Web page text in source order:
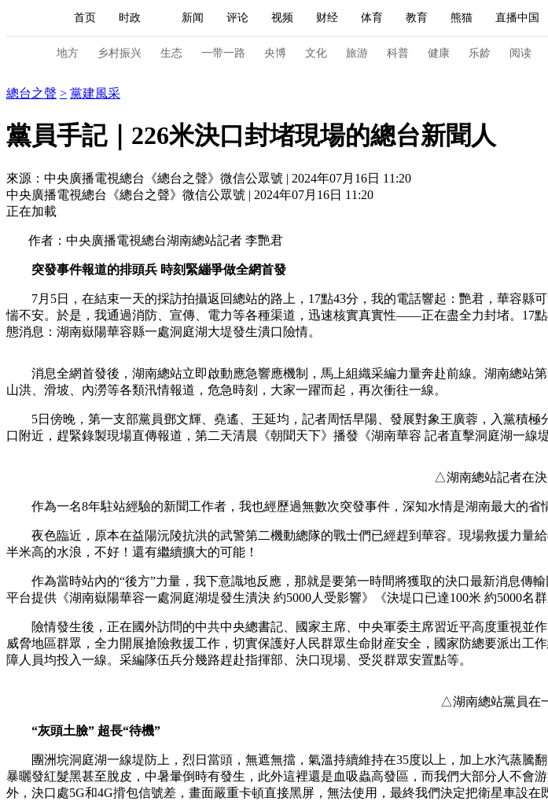
首页 时政 新闻 评论 视频 财经 体育 教育 熊猫 直播中国
人民领袖习近平 中国领导人 央视快评 习式妙语 热解读 天天学习
直播 栏目大全 节目单 听音 微视频 主持人 下载央视影音
海外频道 iPanda English Монгол
地方 乡村振兴 生态 一带一路 央博 文化 旅游 科普 健康 乐龄 阅读
新闻 国内 国际 评论 经济 军事 科技 法治
视频 小央视频 小央直播 直播中国
现场 前线 比划 快看 蓝海中国
体育 直播 竞猜 2026年世界杯 2026年冬奥会 NBA 中超 国
VIP会员 CCTV奥林匹克频道 生活体育大会
财经 教育 乡村振兴 生态环境 一带一路 央博 非遗 文化 旅游
CCTV.节目官网 直播 节目单 栏目 片库 热播榜 总台企业白名单
總台之聲 > 黨建風采
黨員手記｜226米決口封堵現場的總台新聞人
來源：中央廣播電視總台《總台之聲》微信公眾號 | 2024年07月16日 11:20
中央廣播電視總台《總台之聲》微信公眾號 | 2024年07月16日 11:20
正在加載
作者：中央廣播電視總台湖南總站記者 李艷君
突發事件報道的排頭兵 時刻緊繃爭做全網首發
7月5日，在結束一天的採訪拍攝返回總站的路上，17點43分，我的電話響起：艷君，華容縣
惴不安。於是，我通過消防、宣傳、電力等各種渠道，迅速核實真實性——正在盡全力封堵。17
態消息：湖南嶽陽華容縣一處洞庭湖大堤發生潰口險情。
消息全網首發後，湖南總站立即啟動應急響應機制，馬上組織采編力量奔赴前線。湖南總站
山洪、滑坡、內澇等各類汛情報道，危急時刻，大家一躍而起，再次衝往一線。
5日傍晚，第一支部黨員鄧文輝、堯遙、王延均，記者周恬早陽、發展對象王廣蓉，入黨積極
口附近，趕緊錄製現場直傳報道，第二天清晨《朝聞天下》播發《湖南華容 記者直擊洞庭湖一線
△湖南總站記者在
作為一名8年駐站經驗的新聞工作者，我也經歷過無數次突發事件，深知水情是湖南最大的省
夜色臨近，原本在益陽沅陵抗洪的武警第二機動總隊的戰士們已經趕到華容。現場救援力量
半米高的水浪，不好！還有繼續擴大的可能！
作為當時站內的“後方”力量，我下意識地反應，那就是要第一時間將獲取的決口最新消息傳
平台提供《湖南嶽陽華容一處洞庭湖堤發生潰決 約5000人受影響》《決堤口已達100米 約5000名
險情發生後，正在國外訪問的中共中央總書記、國家主席、中央軍委主席習近平高度重視並
威脅地區群眾，全力開展搶險救援工作，切實保護好人民群眾生命財産安全，國家防總要派出
障人員均投入一線。采編隊伍兵分幾路趕赴指揮部、決口現場、受災群眾安置點等。
△湖南總站黨員在
“灰頭土臉” 超長“待機”
團洲垸洞庭湖一線堤防上，烈日當頭，無遮無擋，氣溫持續維持在35度以上，加上水汽蒸騰
暴曬發紅髮黑甚至脫皮，中暑暈倒時有發生，此外這裡還是血吸蟲高發區，而我們大部分人不
外，決口處5G和4G揹包信號差，畫面嚴重卡頓直接黑屏，無法使用，最終我們決定把衛星車設